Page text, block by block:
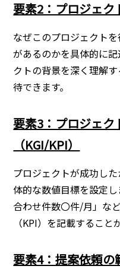
要素2：プロジェク
なぜこのプロジェクト
があるのかを具体的に
クトの背景を深く理解
待できます。
要素3：プロジェ
（KGI/KPI）
プロジェクトが成功し
体的な数値目標を設定
合わせ件数〇件/月」な
（KPI）を記載すること
要素4：提案依頼の